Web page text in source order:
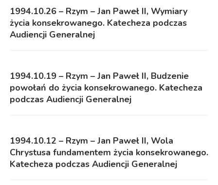
1994.10.26 – Rzym – Jan Paweł II, Wymiary
życia konsekrowanego. Katecheza podczas
Audiencji Generalnej
1994.10.19 – Rzym – Jan Paweł II, Budzenie
powołań do życia konsekrowanego. Katecheza
podczas Audiencji Generalnej
1994.10.12 – Rzym – Jan Paweł II, Wola
Chrystusa fundamentem życia konsekrowanego.
Katecheza podczas Audiencji Generalnej